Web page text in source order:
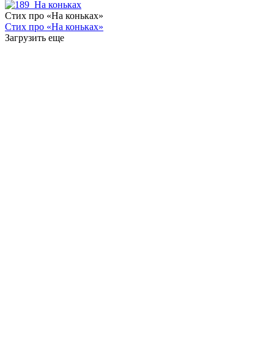
Стих про «На коньках»
Стих про «На коньках»
Загрузить еще